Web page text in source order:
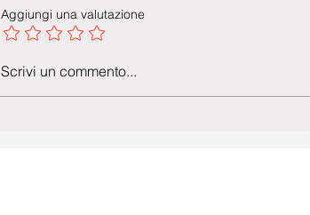
Aggiungi una valutazione
Scrivi un commento...